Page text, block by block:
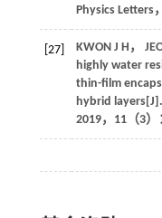
Physics Letters，
[27] KWON J H ，
highly water
thin-film
hybrid layers[J].
2019， 11（3）